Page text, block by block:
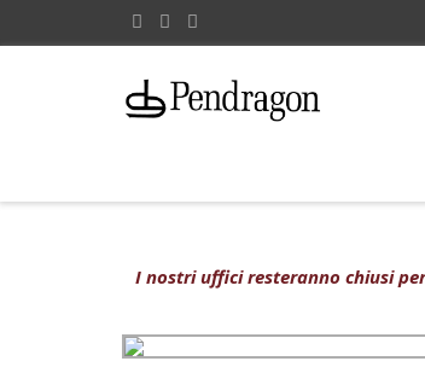
I nostri uffici resteranno chiusi